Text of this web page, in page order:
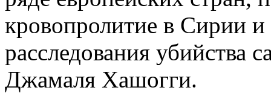
кровопролитие в Сирии
расследования убийства
Джамаля Хашогги.